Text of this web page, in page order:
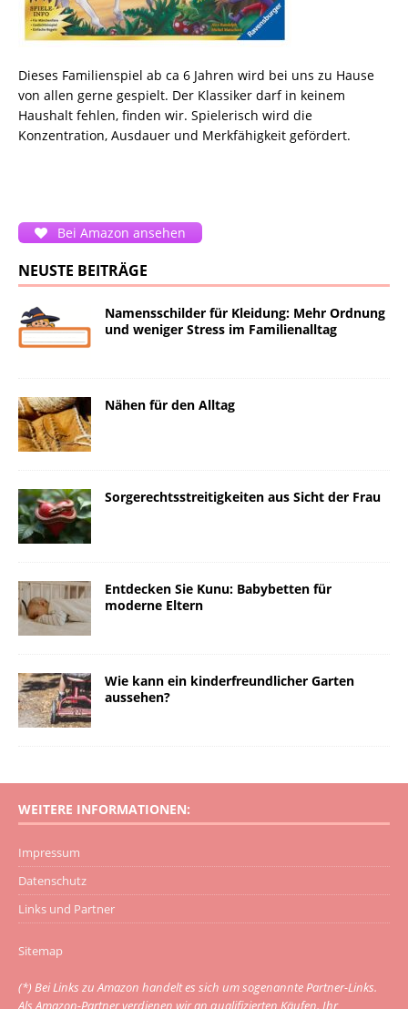
Dieses Familienspiel ab ca 6 Jahren wird bei uns zu Hause
von allen gerne gespielt. Der Klassiker darf in keinem
Haushalt fehlen, finden wir. Spielerisch wird die
Konzentration, Ausdauer und Merkfähigkeit gefördert.
Bei Amazon ansehen
NEUSTE BEITRÄGE
Namensschilder für Kleidung: Mehr Ordnung
und weniger Stress im Familienalltag
Nähen für den Alltag
Sorgerechtsstreitigkeiten aus Sicht der Frau
Entdecken Sie Kunu: Babybetten für
moderne Eltern
Wie kann ein kinderfreundlicher Garten
aussehen?
WEITERE INFORMATIONEN:
Impressum
Datenschutz
Links und Partner
Sitemap
(*) Bei Links zu Amazon handelt es sich um sogenannte Partner-Links.
Als Amazon-Partner verdienen wir an qualifizierten Käufen. Ihr